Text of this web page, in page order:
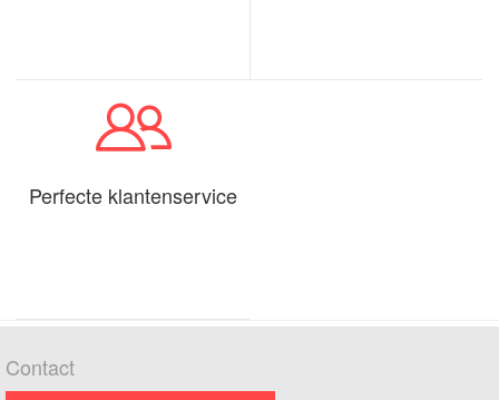
Perfecte klantenservice
Contact